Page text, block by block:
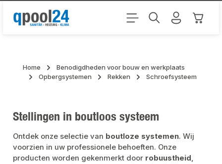
Ga naar de hoofdinhoud
Home
Benodigdheden voor bouw en werkplaats
Opbergsystemen
Rekken Schroefsysteem
Stellingen in boutloos systeem
Ontdek onze selectie van boutloze systemen. Wij
voorzien in uw professionele behoeften. Onze
producten worden gekenmerkt door robuustheid,